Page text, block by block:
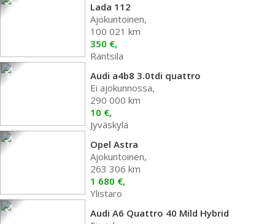
Lada 112
Ajokuntoinen,
100 021 km
350 €,
Rantsila
Audi a4b8 3.0tdi quattro
Ei ajokunnossa,
290 000 km
10 €,
Jyväskylä
Opel Astra
Ajokuntoinen,
263 306 km
1 680 €,
Ylistaro
Audi A6 Quattro 40 Mild Hybrid